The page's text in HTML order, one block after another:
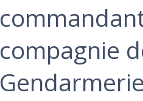
compagnie